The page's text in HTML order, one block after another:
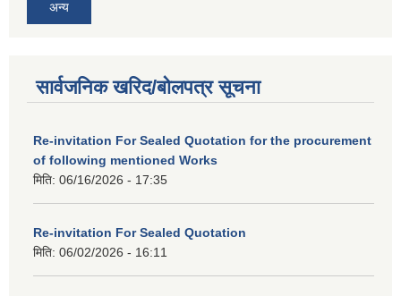
अन्य
सार्वजनिक खरिद/बोलपत्र सूचना
Re-invitation For Sealed Quotation for the procurement
of following mentioned Works
मिति: 06/16/2026 - 17:35
Re-invitation For Sealed Quotation
मिति: 06/02/2026 - 16:11